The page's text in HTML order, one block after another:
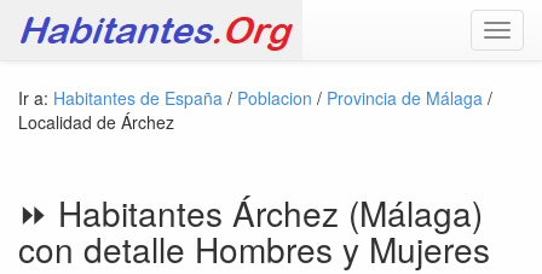
Ir a: Habitantes de España / Poblacion / Provincia de Málaga /
Localidad de Árchez
⏩ Habitantes Árchez (Málaga)
con detalle Hombres y Mujeres